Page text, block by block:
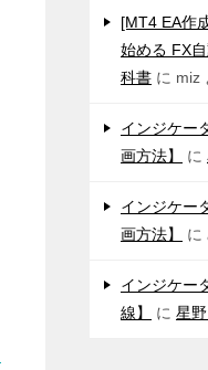
[MT4 EA作
始める FX
科書 に miz
インジケー
画方法】
に
インジケー
画方法】
に
インジケー
線】
に 星